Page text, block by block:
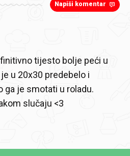
Napiši komentar
tijesto bolje peći u
u 20x30 predebelo i
ga je smotati u roladu.
slučaju <3